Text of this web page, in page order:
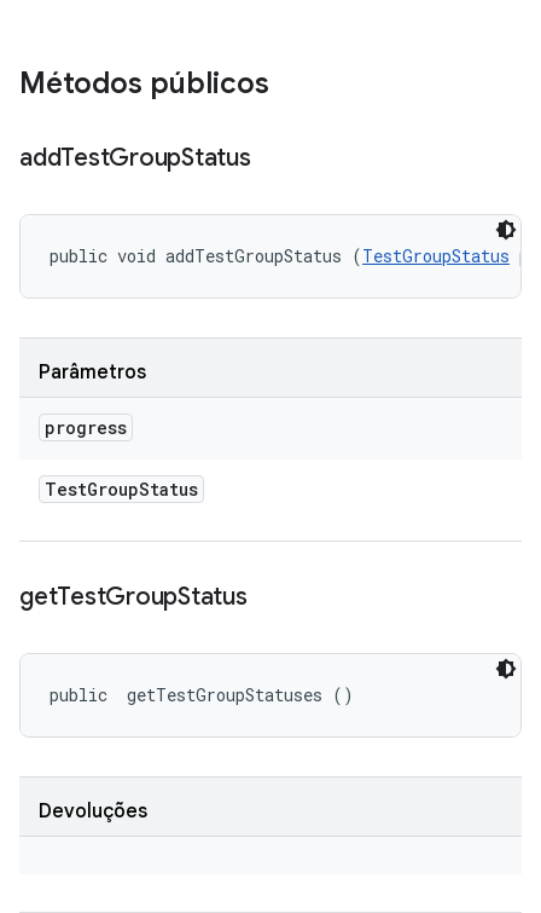
Métodos públicos
addTestGroupStatus
public void addTestGroupStatus (TestGroupStatus
Parâmetros
progress
TestGroupStatus
getTestGroupStatus
public getTestGroupStatuses ()
Devoluções